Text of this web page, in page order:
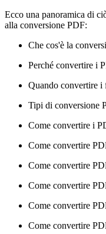
Ecco una panoramica di
alla conversione PDF:
Che cos'è la
Perché convertire i
Quando convertire
Tipi di conversione
Come convertire i
Come convertire
Come convertire
Come convertire
Come convertire
Come convertire